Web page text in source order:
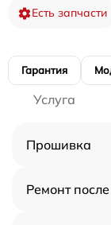
Есть запчасти
Гарантия
Услуга
Прошивка
Ремонт